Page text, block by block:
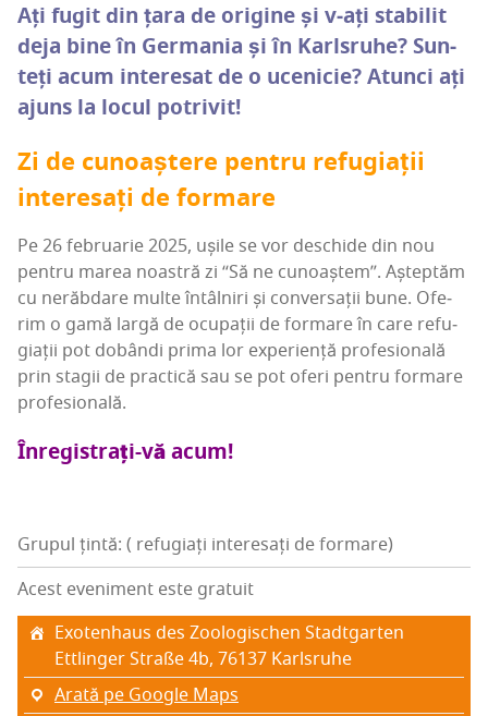
Ați fugit din țara de ori­gi­ne și v‑ați sta­bi­lit
deja bine în Ger­ma­nia și în Karl­sru­he? Sun­
teți acum inte­re­sat de o uce­ni­cie? Atunci ați
ajuns la locul potrivit!
Zi de cunoaș­te­re pen­tru refu­gi­a­ții
inte­re­sați de formare
Pe 26 febru­a­rie 2025, uși­le se vor des­chi­de din nou
pen­tru marea noas­tră zi “Să ne cunoaș­tem”. Aștep­tăm
cu nerăb­da­re mul­te întâl­niri și con­ver­sa­ții bune. Ofe­
rim o gamă lar­gă de ocu­pa­ții de for­ma­re în care refu­
gi­a­ții pot dobân­di pri­ma lor expe­rien­ță pro­fe­sio­na­lă
prin sta­gii de prac­ti­că sau se pot oferi pen­tru for­ma­re
profesională.
Înre­gis­trați-vă acum!
Grupul țintă: ( refugiați interesați de formare)
Acest eveniment este gratuit
Exo­tenha­us des Zoo­lo­gis­chen Stadtgarten
Ettlin­ger Stra­ße 4b, 76137 Karl­sru­he
Arată pe Google Maps